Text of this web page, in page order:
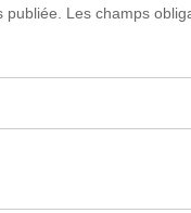
publiée. Les champs